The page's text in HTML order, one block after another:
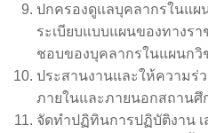
ปกครองดูแลบุคลากรในแ
ระเบียบแบบแผนของทางร
ชอบของบุคลากรในแผนกวิ
ประสานงานและให้ความร่
ภายในและภายนอกสถานศึ
จัดทำปฏิทินการปฏิบัติงาน